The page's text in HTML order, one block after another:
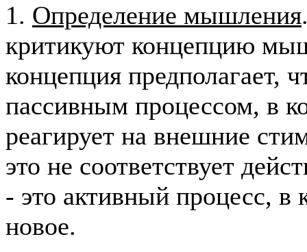
1. Определение мышления
критикуют концепцию
концепция предполагает,
пассивным процессом, в
реагирует на внешние
это не соответствует
- это активный процесс, в
новое.